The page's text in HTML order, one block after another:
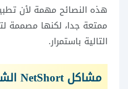
هذه النصائح مهمة لأن
ممتعة جدا، لكنها مصممة
التالية باستمرار.
مشاكل NetShort الشائعة وحلولها